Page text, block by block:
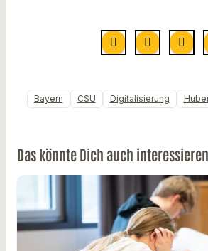
Bayern CSU Digitalisierung
Das könnte Dich auch interessieren